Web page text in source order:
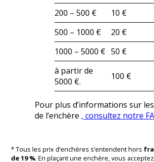
200 – 500 €
10 €
500 – 1000 €
20 €
1000 – 5000 € 50 €
à partir de
5000 €.
100 €
Pour plus d’informations sur
de l’enchère , consultez notre
* Tous les prix d’enchères s’entendent hors
de 19 %. En plaçant une enchère, vous